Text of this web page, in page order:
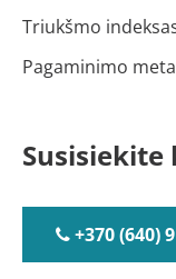
Triukšmo
Pagaminimo
+370 (640)